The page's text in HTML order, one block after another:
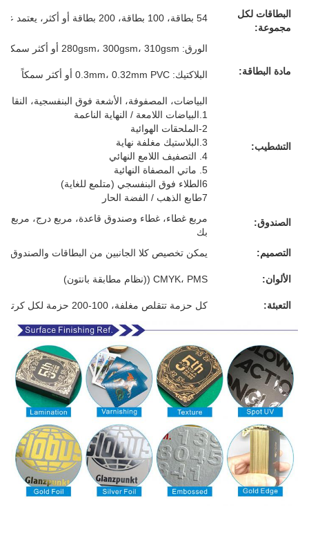
البطاقات لكل
مجموعة:
54 بطاقة، 100 بطاقة، 200 بطاقة أو أكثر، يعتمد على متطلباتك
مادة البطاقة:
الورق: 280gsm، 300gsm، 310gsm أو أكثر سمكا، الرمادي/الأبيض/الأزرق/الأسود القلب، كل شيء لك
البلاكتيك: 0.3mm، 0.32mm PVC أو أكثر سمكاً
التشطيب:
البياضات، المصفوفة، الأشعة فوق البنفسجية،
1.البياضات اللامعة / النهاية الناعمة
2-الملحقات الهوائية
3.البلاستيك مغلفة نهاية
4. التصفيف اللامع النهائي
5. ماتي المصفاة النهائية
6الطلاء فوق البنفسجي (متلمع للغاية)
7طابع الذهب / الفضة الحار
الصندوق:
مربع غطاء، غطاء وصندوق قاعدة، مربع درج،
بك
التصميم:
يمكن تخصيص كلا الجانبين من البطاقات والصندوق
الألوان: CMYK، PMS ((نظام مطابقة بانتون)
التعبئة: كل حزمة تتقلص مغلفة، 100-200 حزمة لكل كرتون